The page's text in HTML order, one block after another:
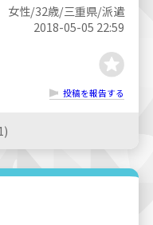
女性/32歳/三重県/派遣
2018-05-05 22:59
投稿を報告する